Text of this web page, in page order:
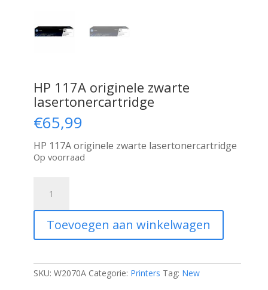
HP 117A originele zwarte
lasertonercartridge
€65,99
HP 117A originele zwarte lasertonercartridge
Op voorraad
117A
zwarte
lasertonercartridge
aantal
Toevoegen aan winkelwagen
SKU: W2070A Categorie: Printers Tag: New